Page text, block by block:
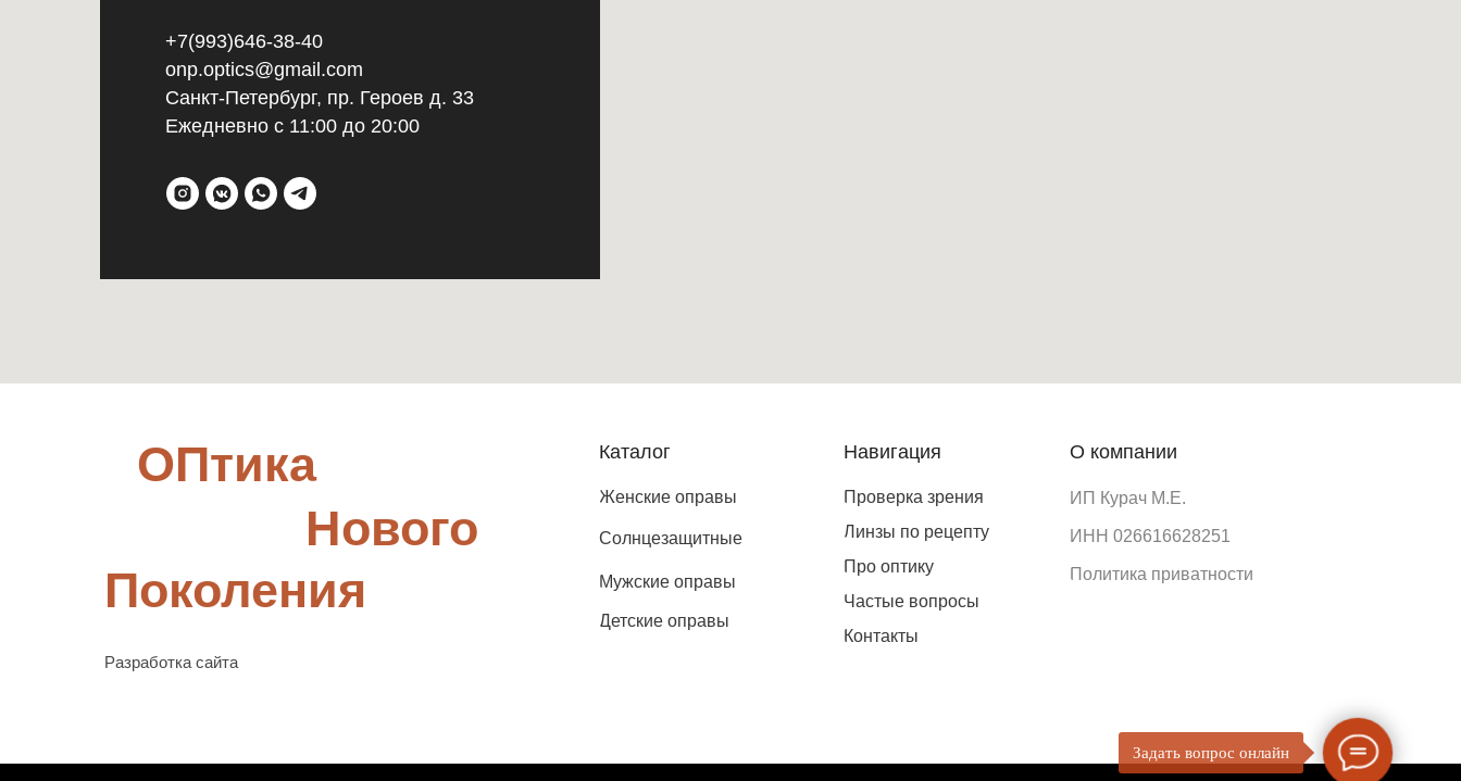
Задать вопрос онлайн
+7(993)646-38-40
onp.optics@gmail.com
Санкт-Петербург, пр. Героев д. 33
Ежедневно с 11:00 до 20:00
ОПтика
Разработка сайта
Политика приватности
ИП Курач М.Е.
ИНН 026616628251
О компании
Солнцезащитные
Детские оправы
Женские оправы
Мужские оправы
Каталог Навигация
Нового
Поколения
Проверка зрения
Про оптику
Частые вопросы
Контакты
Линзы по рецепту